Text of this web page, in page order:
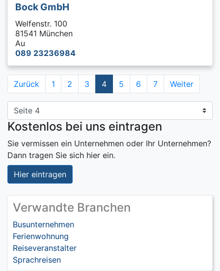
Bock GmbH
Welfenstr. 100
81541 München
Au
089 23236984
Zurück 1 2 3 4 5 6 7 Weiter
Kostenlos bei uns eintragen
Sie vermissen ein Unternehmen oder Ihr Unternehmen?
Dann tragen Sie sich hier ein.
Hier eintragen
Verwandte Branchen
Busunternehmen
Ferienwohnung
Reiseveranstalter
Sprachreisen